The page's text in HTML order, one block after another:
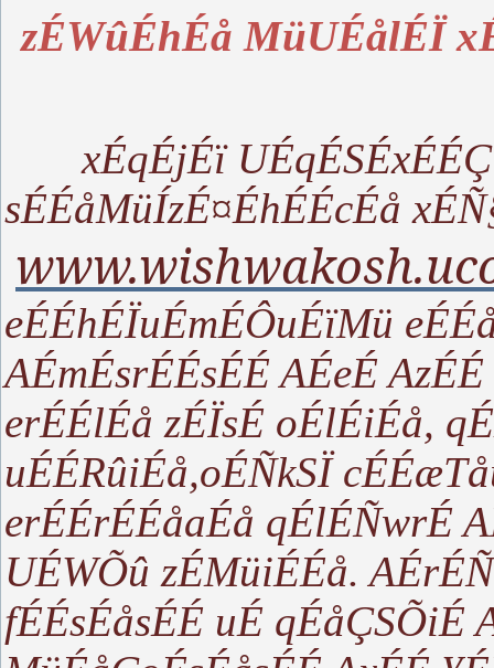
zÉWûÉhÉå MüUÉålÉÏ
xÉqÉjÉï
sÉÉåMüÍzÉ¤ÉhÉÉcÉå
eÉÉhÉÏuÉmÉÔuÉïMü
AÉmÉsrÉÉsÉÉ AÉeÉ
erÉÉlÉå zÉÏsÉ oÉlÉiÉå,
uÉÉRûiÉå,oÉÑkSÏ
erÉÉrÉÉåaÉå qÉlÉÑwrÉ
UÉWÕû zÉMüiÉÉå.
fÉÉsÉåsÉÉ uÉ qÉåÇSÕiÉ